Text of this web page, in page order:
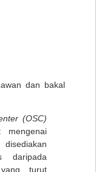
dan bakal
(OSC)
mengenai
daripada
yang turut